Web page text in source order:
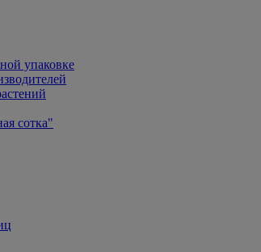
упаковке
сотка"